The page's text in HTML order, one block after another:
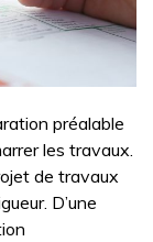
préalable
les travaux.
de travaux
D’une